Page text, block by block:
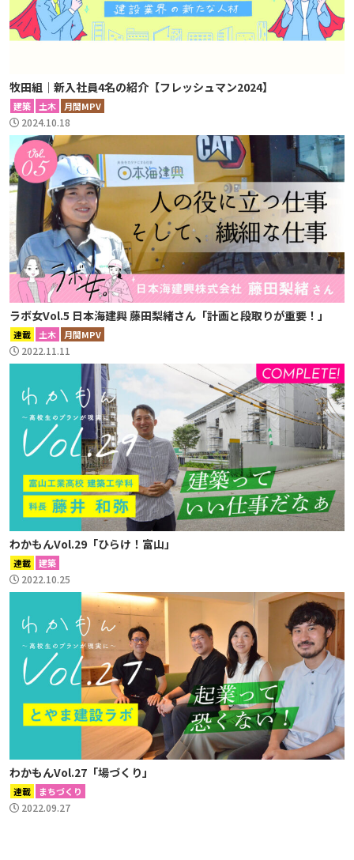
牧田組｜新入社員4名の紹介【フレッシュマン2024】
建築 土木 月間MPV
2024.10.18
ラボ女Vol.5 日本海建興 藤田梨緒さん「計画と段取りが重要！」
連載 土木 月間MPV
2022.11.11
わかもんVol.29「ひらけ！富山」
連載 建築
2022.10.25
わかもんVol.27「場づくり」
連載 まちづくり
2022.09.27